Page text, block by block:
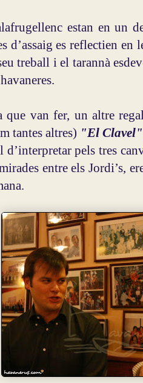
estan en un
d’assaig es reflectien en
treball i el tarannà
que van fer, un altre
tantes altres) "El Clavel"
pels tres
entre els Jordi’s,